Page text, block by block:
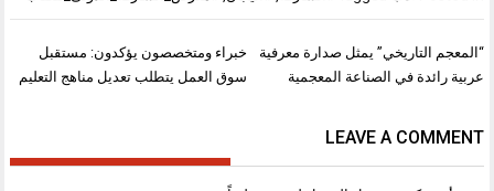
تصفّح
المقالات
خبراء ومتخصصون يؤكدون: مستقبل
سوق العمل يتطلب تعديل مناهج التعليم
“المعجم التاريخي” يمثل صدارة معرفية
عربية رائدة في الصناعة المعجمية
LEAVE A COMMENT